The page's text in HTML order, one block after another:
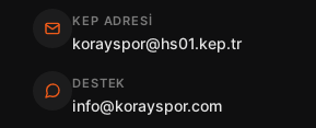
KEP ADRESI
korayspor@hs01.kep.tr
DESTEK
info@korayspor.com